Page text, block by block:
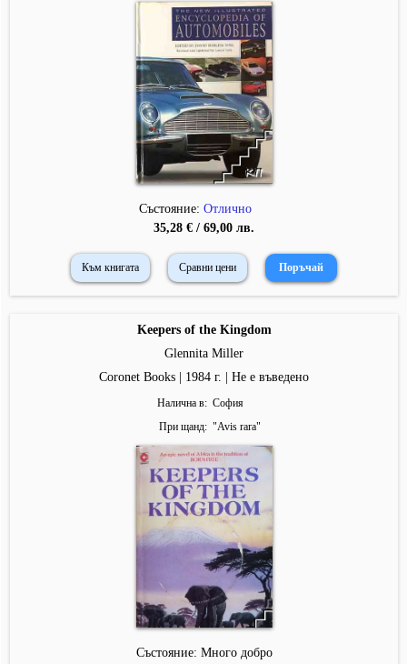
Състояние: Отлично
35,28 € / 69,00 лв.
Към книгата Сравни цени
Keepers of the Kingdom
Glennita Miller
Coronet Books | 1984 г. | Не е въведено
Налична в
София
При щанд
"Avis rara"
Състояние: Много добро